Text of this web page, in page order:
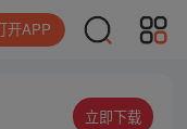
开APP
立即下载